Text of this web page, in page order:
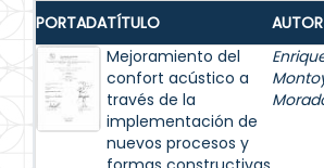
PORTADATÍTULO
Mejoramiento del
confort acústico a
través de la
implementación de
nuevos procesos y